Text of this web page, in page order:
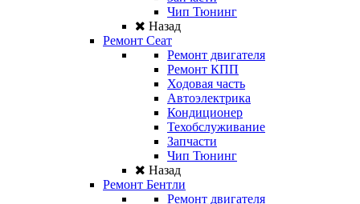
Чип Тюнинг
Назад
Ремонт Сеат
Ремонт двигателя
Ремонт КПП
Ходовая часть
Автоэлектрика
Кондиционер
Техобслуживание
Запчасти
Чип Тюнинг
Назад
Ремонт Бентли
Ремонт двигателя